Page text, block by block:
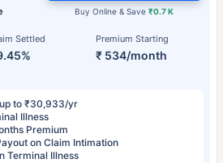
Settled Premium Starting
₹ 534/month
Buy Online & Save ₹0.7 K
to ₹30,933/yr
Illness
Premium
on Claim Intimation
Terminal Illness